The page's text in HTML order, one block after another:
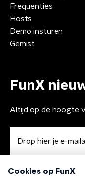
Frequenties
Hosts
Demo insturen
Gemist
FunX
Altijd op de hoogte